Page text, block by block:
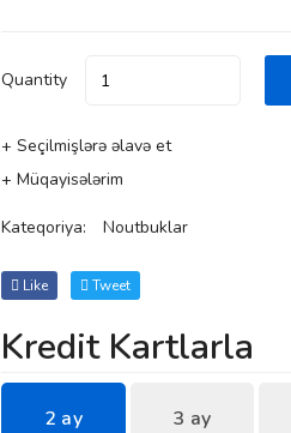
Quantity
+ Seçilmişlərə əlavə et
+ Müqayisələrim
Kateqoriya: Noutbuklar
Like Tweet
Kredit Kartlarla
2 ay 3 ay